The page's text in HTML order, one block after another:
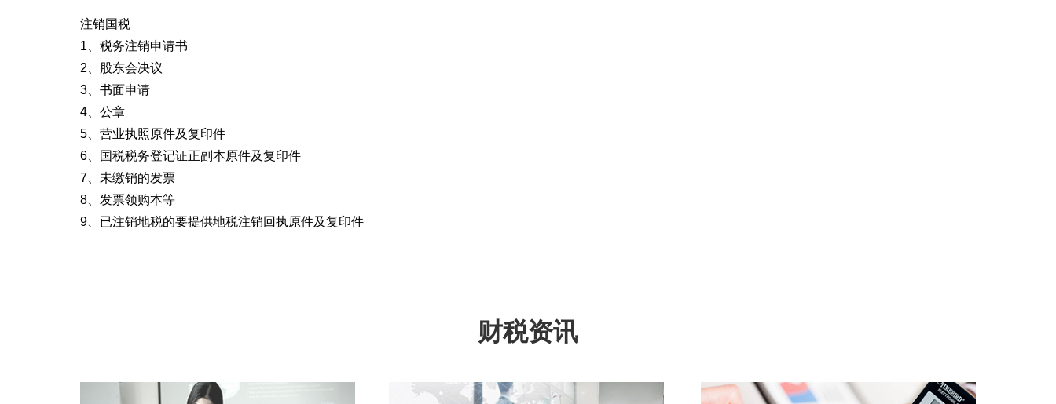
注销国税
1、税务注销申请书
2、股东会决议
3、书面申请
4、公章
5、营业执照原件及复印件
6、国税税务登记证正副本原件及复印件
7、未缴销的发票
8、发票领购本等
9、已注销地税的要提供地税注销回执原件及复印件
财税资讯